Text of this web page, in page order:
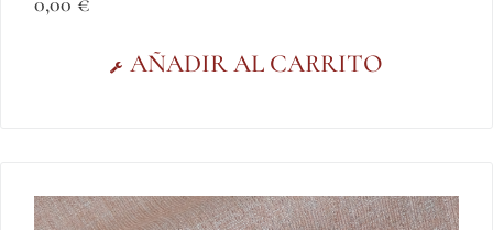
AÑADIR AL CARRITO